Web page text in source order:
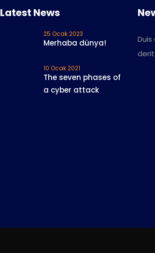
Latest News
25 Ocak 2023
Merhaba dünya!
10 Ocak 2021
The seven phases of
a cyber attack